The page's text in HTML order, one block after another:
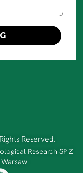
Reserved.
Research SP Z